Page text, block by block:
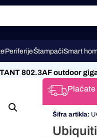
PeriferijeŠtampačiSmart
802.3AF outdoor
Plaćate
Šifra artikla: